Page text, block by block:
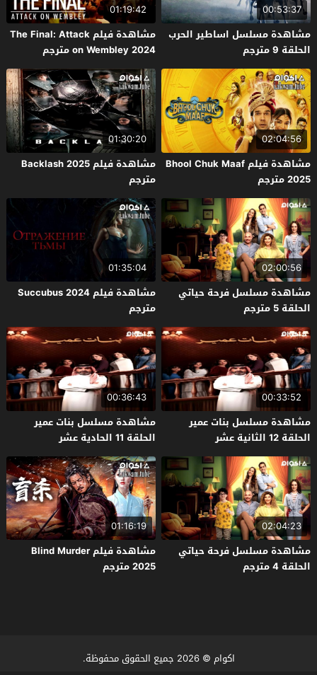
00:53:37
مشاهدة مسلسل اساطير الحرب
الحلقة 9 مترجم
01:19:42
مشاهدة فيلم The Final: Attack
on Wembley 2024 مترجم
02:04:56
مشاهدة فيلم Bhool Chuk Maaf
2025 مترجم
01:30:20
مشاهدة فيلم Backlash 2025
مترجم
02:00:56
مشاهدة مسلسل فرحة حياتي
الحلقة 5 مترجم
01:35:04
مشاهدة فيلم Succubus 2024
مترجم
00:33:52
مشاهدة مسلسل بنات عمير
الحلقة 12 الثانية عشر
00:36:43
مشاهدة مسلسل بنات عمير
الحلقة 11 الحادية عشر
02:04:23
مشاهدة مسلسل فرحة حياتي
الحلقة 4 مترجم
01:16:19
مشاهدة فيلم Blind Murder
2025 مترجم
اكوام © 2026 جميع الحقوق محفوظة.